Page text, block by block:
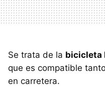
Se trata de la bicicleta
que es compatible
en carretera.